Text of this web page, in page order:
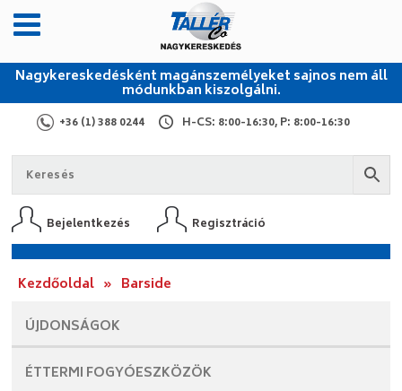
Nagykereskedésként magánszemélyeket sajnos nem áll
módunkban kiszolgálni.
+36 (1) 388 0244 H-CS: 8:00-16:30, P: 8:00-16:30
Bejelentkezés Regisztráció
Kezdőoldal » Barside
ÚJDONSÁGOK
ÉTTERMI FOGYÓESZKÖZÖK